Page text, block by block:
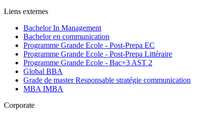
Liens externes
Bachelor In Management
Bachelor en communication
Programme Grande Ecole - Post-Prepa EC
Programme Grande Ecole - Post-Prepa Littéraire
Programme Grande Ecole - Bac+3 AST 2
Global BBA
Grade de master Responsable stratégie communication
MBA IMBA
Corporate